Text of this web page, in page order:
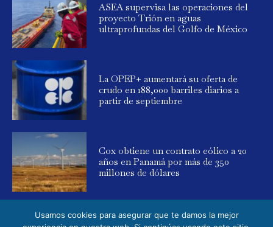
ASEA supervisa las operaciones del
proyecto Trión en aguas
ultraprofundas del Golfo de México
La OPEP+ aumentará su oferta de
crudo en 188,000 barriles diarios a
partir de septiembre
Cox obtiene un contrato eólico a 20
años en Panamá por más de 350
millones de dólares
Usamos cookies para asegurar que te damos la mejor